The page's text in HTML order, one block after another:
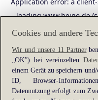
loadingwww.heine.de
Cookies und andere
Wir und unsere 11 Partner
„OK”) bei vereinzelten
einem Gerät zu speichern
ID, Browser-
Datennutzung erfolgt zum